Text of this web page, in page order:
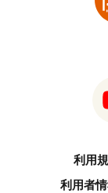
利用
利用者